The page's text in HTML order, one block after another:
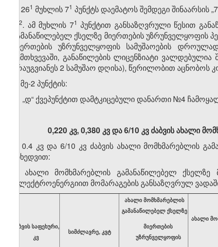
გ) 26​1 მუხლის 7​1 პუნქტს დაემატოს შემდეგი შინაარსის „7
​2. ამ მუხლის 7​1 პუნქტით განსაზღვრული წესით
გამანაწილებელ ქსელზე მიერთების
მიერთების უზრუნველყოფის სამუშაოების
შემთხვევაში, განაწილების ლიცენზიატი
არაუგვიანეს 2 სამუშაო დღისა), წერილობით აცნობოს
2. მე-2 პუნქტის:
ა) „დ“ ქვეპუნქტით დამტკიცებული დანართი №4
0,220 კვ, 0,380 კვ და 6/10 კვ ძაბვის ახალი
1. 0.4 კვ და 6/10 კვ ძაბვის ახალი მომხმარებლის
მიხედვით:
ა) ახალი მომხმარებლის გამანაწილებელ
(ელექტროენერგიით მომარაგების განსაზღვრულ
ძაბვის საფეხური,
კვ
სიმძლავრე, კვტ
ახალი მომხმარებლის
გამანაწილებელ ქსელზე
მიერთების
უზრუნველყოფის
ახალი